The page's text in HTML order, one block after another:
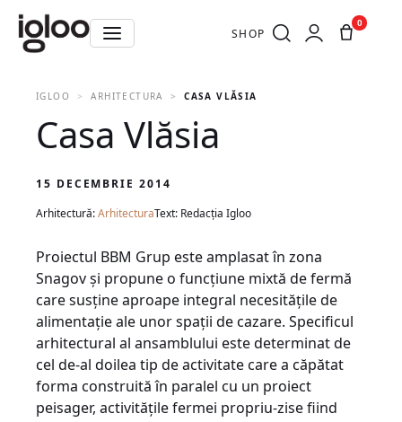
SHOP
0
IGLOO ARHITECTURA CASA VLĂSIA
Casa Vlăsia
15 DECEMBRIE 2014
Arhitectură:ArhitecturaText: Redacția Igloo
Proiectul BBM Grup este amplasat în zona
Snagov şi propune o funcţiune mixtă de fermă
care susţine aproape integral necesităţile de
alimentaţie ale unor spaţii de cazare. Specificul
arhitectural al ansamblului este determinat de
cel de-al doilea tip de activitate care a căpătat
forma construită în paralel cu un proiect
peisager, activităţile fermei propriu-zise fiind